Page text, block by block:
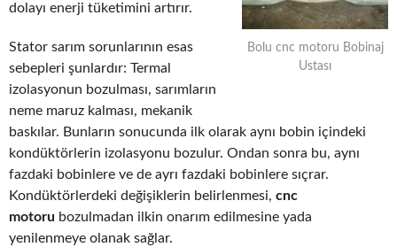
Bolu cnc motoru Bobinaj
Ustası
dolayı enerji tüketimini artırır.
Stator sarım sorunlarının esas
sebepleri şunlardır: Termal
izolasyonun bozulması, sarımların
neme maruz kalması, mekanik
baskılar. Bunların sonucunda ilk olarak aynı bobin içindeki
kondüktörlerin izolasyonu bozulur. Ondan sonra bu, aynı
fazdaki bobinlere ve de ayrı fazdaki bobinlere sıçrar.
Kondüktörlerdeki değişiklerin belirlenmesi, cnc
motoru bozulmadan ilkin onarım edilmesine yada
yenilenmeye olanak sağlar.